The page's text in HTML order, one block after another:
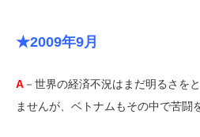
★2009年9月
A －世界の経済不況はまだ明るさを
ませんが、ベトナムもその中で苦闘